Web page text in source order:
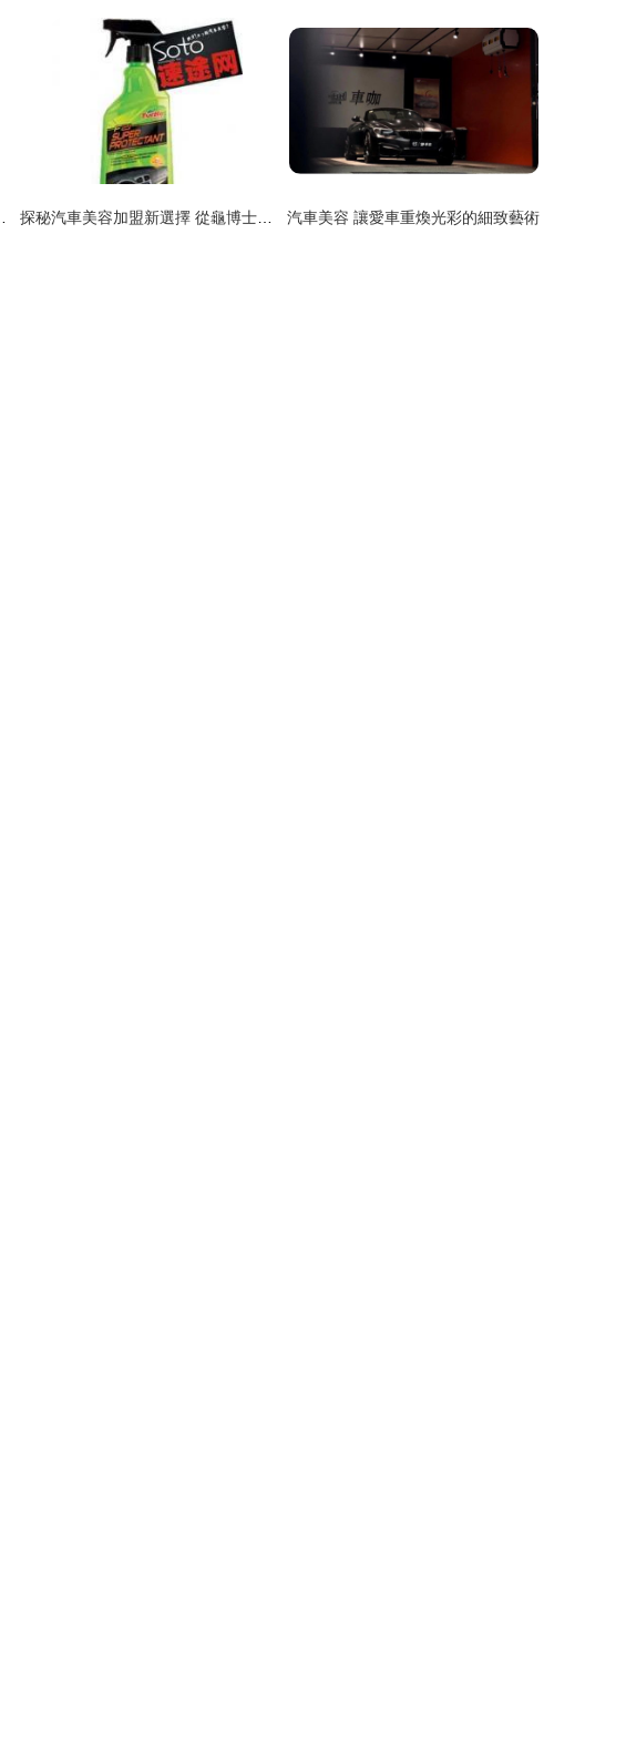
汽車美容 讓愛車重煥光彩的細致藝術